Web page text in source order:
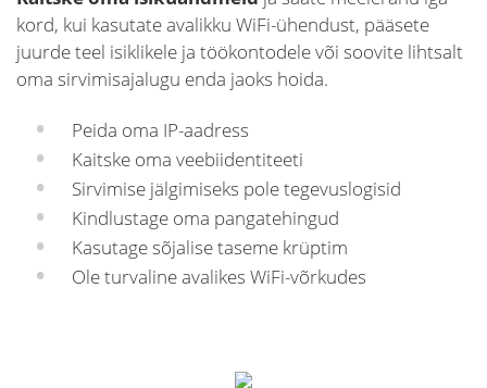
kord, kui kasutate avalikku WiFi-ühendust, pääsete
juurde teel isiklikele ja töökontodele või soovite lihtsalt
oma sirvimisajalugu enda jaoks hoida.
Peida oma IP-aadress
Kaitske oma veebiidentiteeti
Sirvimise jälgimiseks pole tegevuslogisid
Kindlustage oma pangatehingud
Kasutage sõjalise taseme krüptim
Ole turvaline avalikes WiFi-võrkudes